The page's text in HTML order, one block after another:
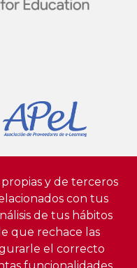
y de terceros
con tus
de tus hábitos
que rechace las
el correcto